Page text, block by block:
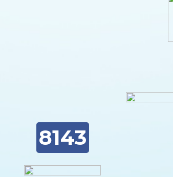
8143